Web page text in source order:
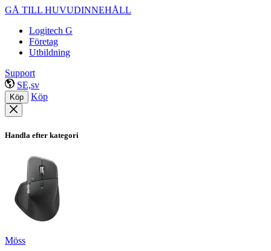
GÅ TILL HUVUDINNEHÅLL
Logitech G
Företag
Utbildning
Support
SE,sv
Köp Köp
Handla efter kategori
Möss